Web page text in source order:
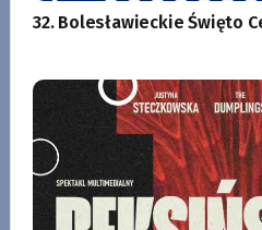
32. Bolesławieckie Święto